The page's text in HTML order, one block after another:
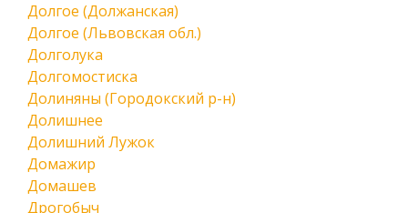
Долгое (Должанская)
Долгое (Львовская обл.)
Долголука
Долгомостиска
Долиняны (Городокский р-н)
Долишнее
Долишний Лужок
Домажир
Домашев
Дрогобыч